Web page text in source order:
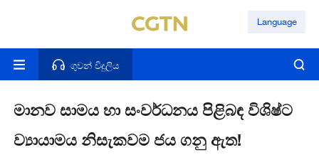
Language
ගුවන් විදුලිය
මානව සාමය හා සංවර්ධනය පිළිබඳ විශිෂ්ට
ව්‍යායාමය නිසැකවම ජය ගනු ඇත!